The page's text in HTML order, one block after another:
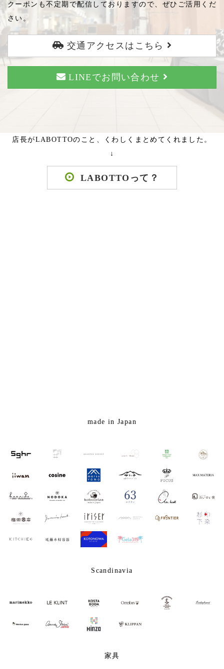
クーポンも不定期で配信しておりますので、ぜひご活用くだ
さい。
交通アクセスはこちら
LINEでお問い合わせ
店長がLABOTTOのこと、くわしくまとめてくれました。
↓
LABOTTOって？
made in Japan
Scandinavia
家具